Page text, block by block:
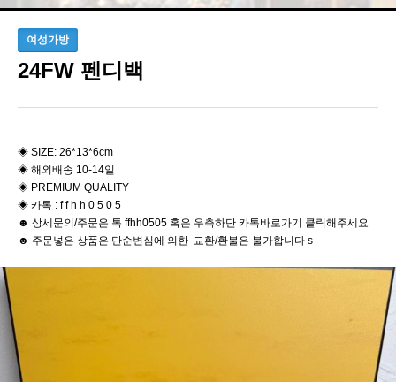
여성가방
24FW 펜디백
​◈ SIZE: 26*13*6cm
◈ 해외배송 10-14일
◈ PREMIUM QUALITY
◈ 카톡 : f f h h 0 5 0 5
☻ 상세문의/주문은 톡 ffhh0505 혹은 우측하단 카톡바로가기 클릭해주세요
☻ 주문넣은 상품은 단순변심에 의한 교환/환불은 불가합니다 s